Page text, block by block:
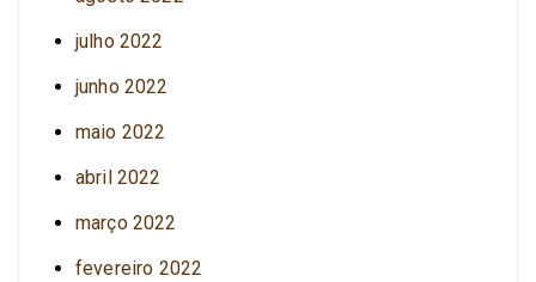
julho 2022
junho 2022
maio 2022
abril 2022
março 2022
fevereiro 2022